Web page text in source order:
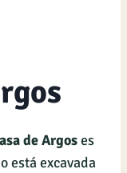
de Argoses
está excavada